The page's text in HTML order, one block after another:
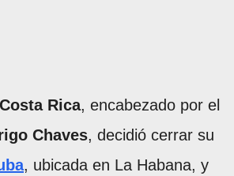
Costa Rica, encabezado por el
Chaves, decidió cerrar su
, ubicada en La Habana, y